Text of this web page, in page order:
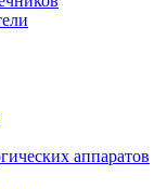
аппаратов